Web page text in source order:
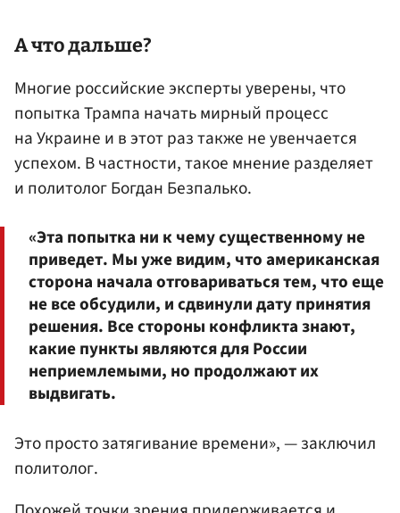
А что дальше?
Многие российские эксперты уверены, что
попытка Трампа начать мирный процесс
на Украине и в этот раз также не увенчается
успехом. В частности, такое мнение разделяет
и политолог Богдан Безпалько.
«Эта попытка ни к чему существенному не
приведет. Мы уже видим, что американская
сторона начала отговариваться тем, что еще
не все обсудили, и сдвинули дату принятия
решения. Все стороны конфликта знают,
какие пункты являются для России
неприемлемыми, но продолжают их
выдвигать.
Это просто затягивание времени», — заключил
политолог.